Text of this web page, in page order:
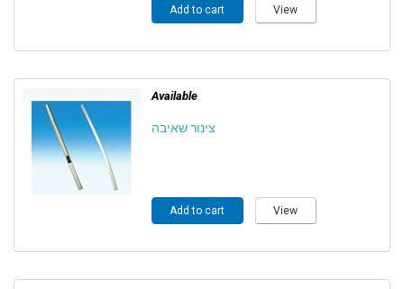
Add to cart View
Available
צינור שאיבה
Add to cart View